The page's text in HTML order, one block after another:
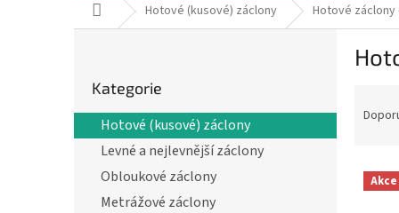
Domů Hotové (kusové) záclony Hotové
r
a
kategorie
Kategorie
Hotové (kusové) záclony
Levné a nejlevnější záclony
Obloukové záclony
Metrážové záclony
nV Akce